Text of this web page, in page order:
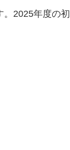
。2025年度の初